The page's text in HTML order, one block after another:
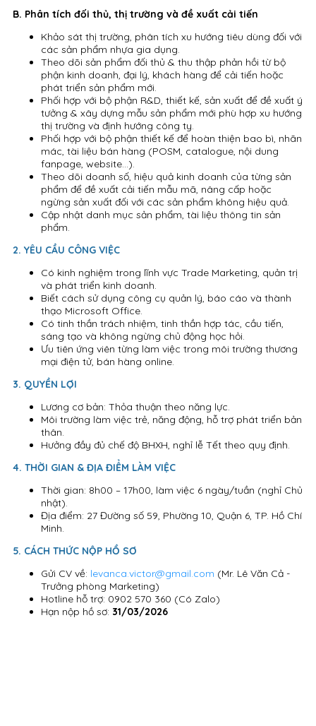
B. Phân tích đối thủ, thị trường và đề xuất cải tiến
Khảo sát thị trường, phân tích xu hướng tiêu dùng đối với
các sản phẩm nhựa gia dụng.
Theo dõi sản phẩm đối thủ & thu thập phản hồi từ bộ
phận kinh doanh, đại lý, khách hàng để cải tiến hoặc
phát triển sản phẩm mới.
Phối hợp với bộ phận R&D, thiết kế, sản xuất để đề xuất ý
tưởng & xây dựng mẫu sản phẩm mới phù hợp xu hướng
thị trường và định hướng công ty.
Phối hợp với bộ phận thiết kế để hoàn thiện bao bì, nhãn
mác, tài liệu bán hàng (POSM, catalogue, nội dung
fanpage, website…).
Theo dõi doanh số, hiệu quả kinh doanh của từng sản
phẩm để đề xuất cải tiến mẫu mã, nâng cấp hoặc
ngừng sản xuất đối với các sản phẩm không hiệu quả.
Cập nhật danh mục sản phẩm, tài liệu thông tin sản
phẩm.
2. YÊU CẦU CÔNG VIỆC
Có kinh nghiệm trong lĩnh vực Trade Marketing, quản trị
và phát triển kinh doanh.
Biết cách sử dụng công cụ quản lý, báo cáo và thành
thạo Microsoft Office.
Có tinh thần trách nhiệm, tinh thần hợp tác, cầu tiến,
sáng tạo và không ngừng chủ động học hỏi.
Ưu tiên ứng viên từng làm việc trong môi trường thương
mại điện tử, bán hàng online.
3. QUYỀN LỢI
Lương cơ bản: Thỏa thuận theo năng lực.
Môi trường làm việc trẻ, năng động, hỗ trợ phát triển bản
thân.
Hưởng đầy đủ chế độ BHXH, nghỉ lễ Tết theo quy định.
4. THỜI GIAN & ĐỊA ĐIỂM LÀM VIỆC
Thời gian: 8h00 – 17h00, làm việc 6 ngày/tuần (nghỉ Chủ
nhật).
Địa điểm: 27 Đường số 59, Phường 10, Quận 6, TP. Hồ Chí
Minh.
5. CÁCH THỨC NỘP HỒ SƠ
Gửi CV về: levanca.victor@gmail.com (Mr. Lê Văn Cả -
Trưởng phòng Marketing)
Hotline hỗ trợ: 0902 570 360 (Có Zalo)
Hạn nộp hồ sơ: 31/03/2026